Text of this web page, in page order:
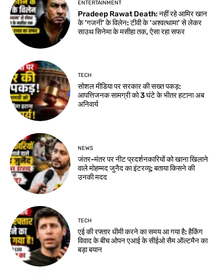
ENTERTAINMENT
Pradeep Rawat Death: नहीं रहे आमिर खान
के ‘गजनी’ के विलेन: टीवी के ‘अश्वत्थामा’ से लेकर
साउथ सिनेमा के मसीहा तक, ऐसा रहा सफर
TECH
सोशल मीडिया पर सरकार की सख्त पकड़:
आपत्तिजनक सामग्री को 3 घंटे के भीतर हटाना अब
अनिवार्य
NEWS
जंतर-मंतर पर नीट प्रदर्शनकारियों को खाना खिलाने
वाले मोहम्मद जुनैद का इंटरव्यू: बताया किसने की
उनकी मदद
TECH
एई की रफ्तार धीमी करने का समय आ गया है: हैकिंग
विवाद के बीच ओपन एआई के सीईओ सैम ऑल्टमैन का
बड़ा बयान